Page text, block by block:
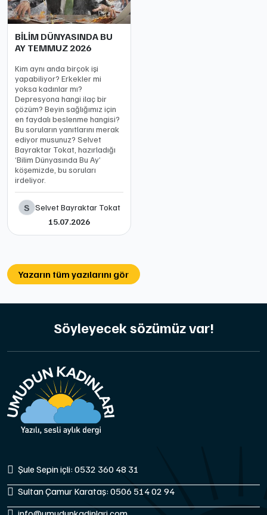
BİLİM DÜNYASINDA BU
AY TEMMUZ 2026
Kim aynı anda birçok işi
yapabiliyor? Erkekler mi
yoksa kadınlar mı?
Depresyona hangi ilaç bir
çözüm? Beyin sağlığımız için
en faydalı beslenme hangisi?
Bu soruların yanıtlarını merak
ediyor musunuz? Selvet
Bayraktar Tokat, hazırladığı
‘Bilim Dünyasında Bu Ay’
köşemizde, bu soruları
irdeliyor.
S Selvet Bayraktar Tokat
15.07.2026
Yazarın tüm yazılarını gör
Söyleyecek sözümüz var!
Şule Sepin içli: 0532 360 48 31
Sultan Çamur Karataş: 0506 514 02 94